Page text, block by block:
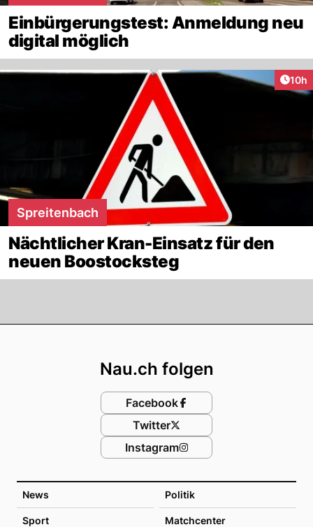
Einbürgerungstest: Anmeldung neu
digital möglich
10h
Spreitenbach
Nächtlicher Kran-Einsatz für den
neuen Boostocksteg
News Politik
Sport Matchcenter
Nau.ch folgen
Facebook
Twitter
Instagram